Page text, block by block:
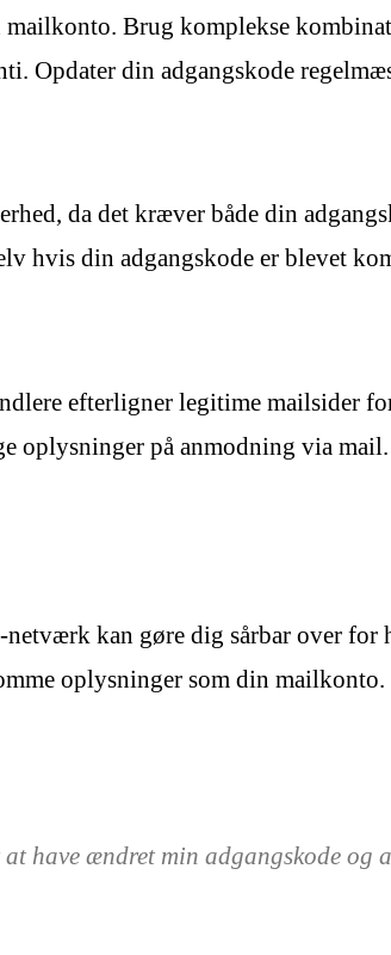
Brug komplekse
Opdater din adgangskode
da det kræver både din
hvis din adgangskode er blevet
efterligner legitime mailsider
på anmodning via
kan gøre dig sårbar over for
oplysninger som din mailkonto.
have ændret min adgangskode